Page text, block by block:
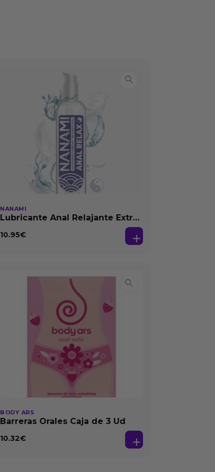
NANAMI
Lubricante Anal Relajante Extra
10.95€
BODY ARS
Barreras Orales Caja de 3 Ud
10.32€